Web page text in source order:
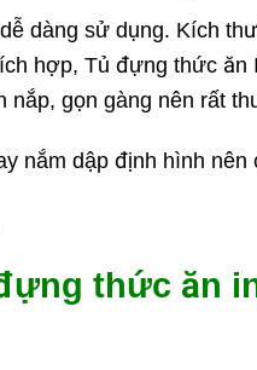
dàng sử dụng. Kích
hợp, Tủ đựng thức
nắp, gọn gàng nên rất
nắm dập định hình nên
thức ăn